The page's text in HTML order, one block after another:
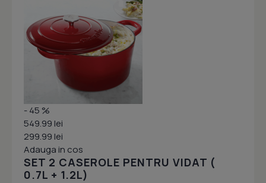
- 45 %
549.99 lei
299.99 lei
Adauga in cos
SET 2 CASEROLE PENTRU VIDAT (
0.7L + 1.2L)